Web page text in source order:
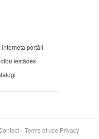
interneta portāli
iestādes
Terms of use Privacy